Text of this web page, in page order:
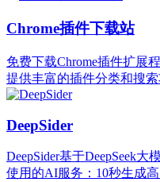
Chrome插件下载站
免费下载Chrome插件扩展
提供丰富的插件分类和搜
DeepSider
DeepSider基于DeepSeek
使用的AI服务：10秒生成